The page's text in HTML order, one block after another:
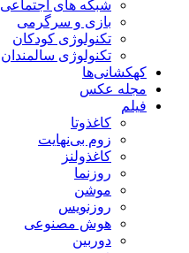
شبکه های اجتماعی
بازی و سرگرمی
تکنولوژی کودکان
تکنولوژی سالمندان
کهکشانی‌ها
مجله عکس
فیلم
کاغذوتا
زوم بی‌نهایت
کاغذولنز
روزنما
موشن
روزنویس
هوش مصنوعی
دوربین